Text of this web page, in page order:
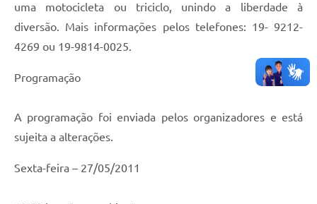
uma motocicleta ou triciclo, unindo a liberdade à
diversão. Mais informações pelos telefones: 19- 9212-
4269 ou 19-9814-0025.
Programação
A programação foi enviada pelos organizadores e está
sujeita a alterações.
Sexta-feira – 27/05/2011